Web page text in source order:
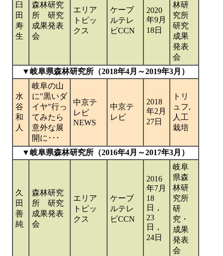
臼
田
寿
生
森林研究
所 研究
成果発表
会
エリア
トピッ
クス
ケーブ
ルテレ
ビCCN
2020
年9月
18日
林研
究所
研究
成果
発表
会
▼岐阜県森林研究所（2018年4月～2019年3月）
水
谷
和
人
岐阜の山
に"黒いダ
イヤ"行っ
てみたら
意外な展
開に･･･
中京テ
レビ
NEWS
中京テ
レビ
2018
年2月
27日
トリ
ュフ,
人工
栽培
▼岐阜県森林研究所（2016年4月～2017年3月）
久
田
善
純
森林研究
所 研究
成果発表
会
エリア
トピッ
クス
ケーブ
ルテレ
ビCCN
2016
年7月
18
日，
23
日，
24日
岐阜
県森
林研
究所
研
究・
成果
発表
会